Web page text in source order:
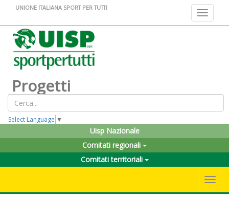
Toggle
UNIONE ITALIANA SPORT PER TUTTI
Progetti
Select Language ▼
Uisp Nazionale
Comitati regionali
Comitati territoriali